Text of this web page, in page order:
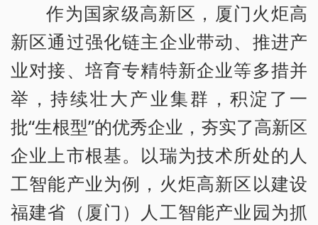
作为国家级高新区，厦门火炬高
新区通过强化链主企业带动、推进产
业对接、培育专精特新企业等多措并
举，持续壮大产业集群，积淀了一
批“生根型”的优秀企业，夯实了高新区
企业上市根基。以瑞为技术所处的人
工智能产业为例，火炬高新区以建设
福建省（厦门）人工智能产业园为抓